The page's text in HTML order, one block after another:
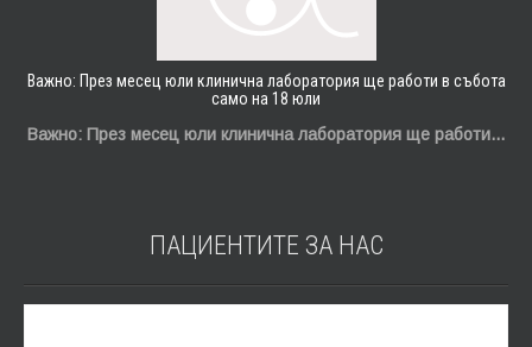
Важно: През месец юли клинична лаборатория ще работи в събота
само на 18 юли
Важно: През месец юли клинична лаборатория ще работи...
ПАЦИЕНТИТЕ ЗА НАС